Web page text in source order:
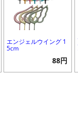
エンジェルウイング 1
5cm
88円